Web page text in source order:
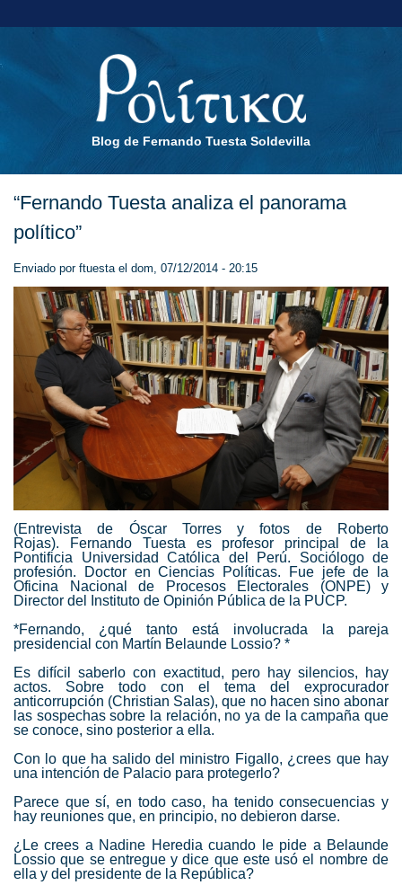
Blog de Fernando Tuesta Soldevilla
“Fernando Tuesta analiza el panorama
político”
Enviado por ftuestael dom, 07/12/2014 - 20:15
(Entrevista de Óscar Torres y fotos de Roberto
Rojas). Fernando Tuesta es profesor principal de la
Pontificia Universidad Católica del Perú. Sociólogo de
profesión. Doctor en Ciencias Políticas. Fue jefe de la
Oficina Nacional de Procesos Electorales (ONPE) y
Director del Instituto de Opinión Pública de la PUCP.
*Fernando, ¿qué tanto está involucrada la pareja
presidencial con Martín Belaunde Lossio? *
Es difícil saberlo con exactitud, pero hay silencios, hay
actos. Sobre todo con el tema del exprocurador
anticorrupción (Christian Salas), que no hacen sino abonar
las sospechas sobre la relación, no ya de la campaña que
se conoce, sino posterior a ella.
Con lo que ha salido del ministro Figallo, ¿crees que hay
una intención de Palacio para protegerlo?
Parece que sí, en todo caso, ha tenido consecuencias y
hay reuniones que, en principio, no debieron darse.
¿Le crees a Nadine Heredia cuando le pide a Belaunde
Lossio que se entregue y dice que este usó el nombre de
ella y del presidente de la República?